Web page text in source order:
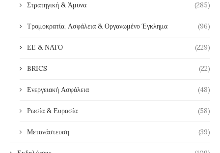
Στρατηγική & Άμυνα (285)
Τρομοκρατία, Ασφάλεια & Οργανωμένο Έγκλημα (96)
ΕΕ & ΝΑΤΟ (229)
BRICS (22)
Ενεργειακή Ασφάλεια (48)
Ρωσία & Ευρασία (58)
Μετανάστευση (39)